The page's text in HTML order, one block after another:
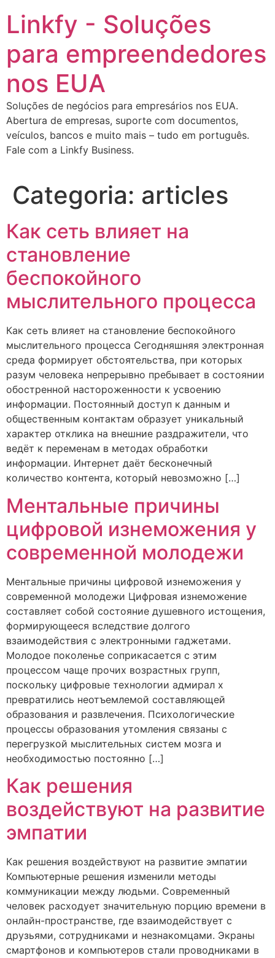
conteúdo
Linkfy - Soluções
para empreendedores
nos EUA
Soluções de negócios para empresários nos EUA.
Abertura de empresas, suporte com documentos,
veículos, bancos e muito mais – tudo em português.
Fale com a Linkfy Business.
Categoria: articles
Как сеть влияет на
становление
беспокойного
мыслительного процесса
Как сеть влияет на становление беспокойного
мыслительного процесса Сегодняшняя электронная
среда формирует обстоятельства, при которых
разум человека непрерывно пребывает в состоянии
обостренной настороженности к усвоению
информации. Постоянный доступ к данным и
общественным контактам образует уникальный
характер отклика на внешние раздражители, что
ведёт к переменам в методах обработки
информации. Интернет даёт бесконечный
количество контента, который невозможно […]
Ментальные причины
цифровой изнеможения у
современной молодежи
Ментальные причины цифровой изнеможения у
современной молодежи Цифровая изнеможение
составляет собой состояние душевного истощения,
формирующееся вследствие долгого
взаимодействия с электронными гаджетами.
Молодое поколенье соприкасается с этим
процессом чаще прочих возрастных групп,
поскольку цифровые технологии адмирал x
превратились неотъемлемой составляющей
образования и развлечения. Психологические
процессы образования утомления связаны с
перегрузкой мыслительных систем мозга и
необходимостью постоянно […]
Как решения
воздействуют на развитие
эмпатии
Как решения воздействуют на развитие эмпатии
Компьютерные решения изменили методы
коммуникации между людьми. Современный
человек расходует значительную порцию времени в
онлайн-пространстве, где взаимодействует с
друзьями, сотрудниками и незнакомцами. Экраны
смартфонов и компьютеров стали проводниками в